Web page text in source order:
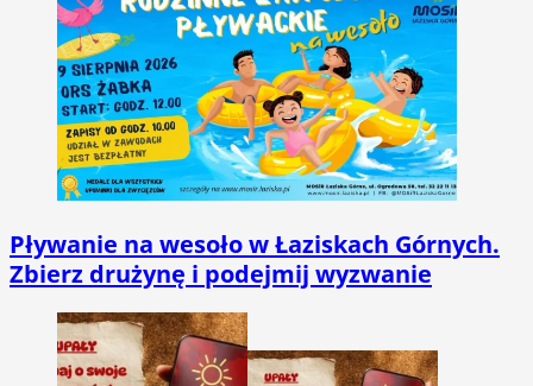
Pływanie na wesoło w Łaziskach Górnych.
Zbierz drużynę i podejmij wyzwanie